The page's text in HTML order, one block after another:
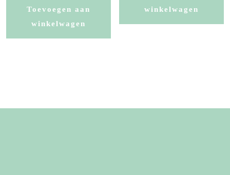
Toevoegen aan
winkelwagen
winkelwagen